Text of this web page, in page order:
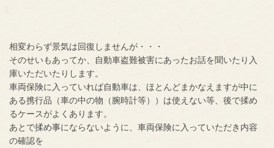
相変わらず景気は回復しませんが・・・
そのせいもあってか、自動車盗難被害にあったお話を聞いたり入
庫いただいたりします。
車両保険に入っていれば自動車は、ほとんどまかなえますが中に
ある携行品（車の中の物（腕時計等））は使えない等、後で揉め
るケースがよくあります。
あとで揉め事にならないように、車両保険に入っていただき内容
の確認を